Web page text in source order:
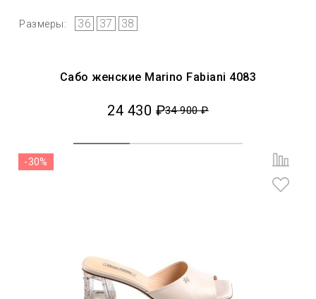
Размеры: 36 37 38
Сабо женские Marino Fabiani 4083
24 430 ₽34 900 ₽
-30%